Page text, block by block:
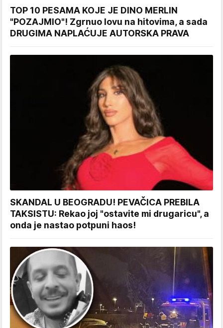
TOP 10 PESAMA KOJE JE DINO MERLIN
"POZAJMIO"! Zgrnuo lovu na hitovima, a sada
DRUGIMA NAPLAĆUJE AUTORSKA PRAVA
SKANDAL U BEOGRADU! PEVAČICA PREBILA
TAKSISTU: Rekao joj "ostavite mi drugaricu", a
onda je nastao potpuni haos!